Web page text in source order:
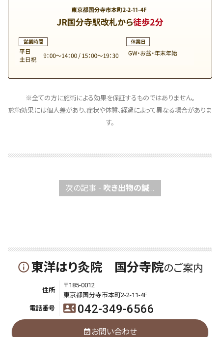
※全ての方に施術による効果を保証するものではありません。
施術効果には個人差があり、症状や体質、経過によって異なる場合がありま
す。
次の記事 - 吹き出物の鍼灸施術について
info_outline東洋はり灸院 国分寺院のご案内
住所
〒185-0012
東京都国分寺市本町2-2-11-4F
電話番号
contact_phone 042-349-6566
event_availableお問い合わせ